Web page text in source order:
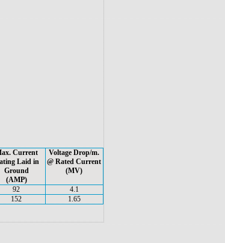
Current
Laid in
Ground
(AMP)
Voltage Drop/m.
@ Rated Current
(MV)
92
4.1
152 1.65